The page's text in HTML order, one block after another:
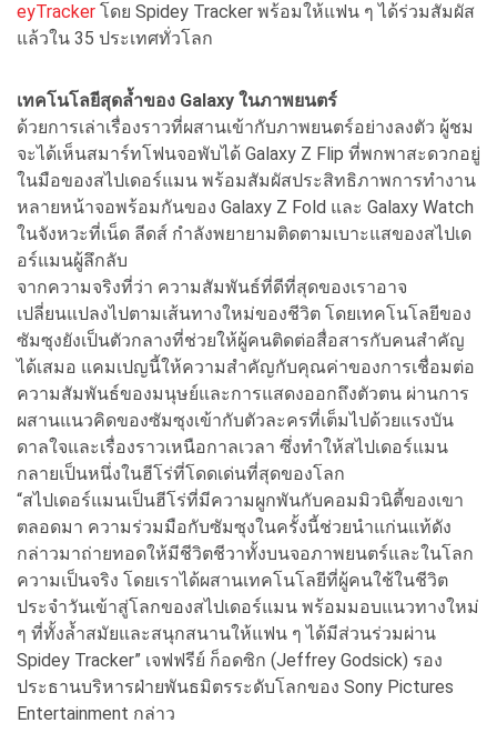
eyTracker โดย Spidey Tracker พร้อมให้แฟน ๆ ได้ร่วมสัมผัส
แล้วใน 35 ประเทศทั่วโลก
เทคโนโลยีสุดล้ำของ Galaxy ในภาพยนตร์
ด้วยการเล่าเรื่องราวที่ผสานเข้ากับภาพยนตร์อย่างลงตัว ผู้ชม
จะได้เห็นสมาร์ทโฟนจอพับได้ Galaxy Z Flip ที่พกพาสะดวกอยู่
ในมือของสไปเดอร์แมน พร้อมสัมผัสประสิทธิภาพการทำงาน
หลายหน้าจอพร้อมกันของ Galaxy Z Fold และ Galaxy Watch
ในจังหวะที่เน็ด ลีดส์ กำลังพยายามติดตามเบาะแสของสไปเด
อร์แมนผู้ลึกลับ
จากความจริงที่ว่า ความสัมพันธ์ที่ดีที่สุดของเราอาจ
เปลี่ยนแปลงไปตามเส้นทางใหม่ของชีวิต โดยเทคโนโลยีของ
ซัมซุงยังเป็นตัวกลางที่ช่วยให้ผู้คนติดต่อสื่อสารกับคนสำคัญ
ได้เสมอ แคมเปญนี้ให้ความสำคัญกับคุณค่าของการเชื่อมต่อ
ความสัมพันธ์ของมนุษย์และการแสดงออกถึงตัวตน ผ่านการ
ผสานแนวคิดของซัมซุงเข้ากับตัวละครที่เต็มไปด้วยแรงบัน
ดาลใจและเรื่องราวเหนือกาลเวลา ซึ่งทำให้สไปเดอร์แมน
กลายเป็นหนึ่งในฮีโร่ที่โดดเด่นที่สุดของโลก
“สไปเดอร์แมนเป็นฮีโร่ที่มีความผูกพันกับคอมมิวนิตี้ของเขา
ตลอดมา ความร่วมมือกับซัมซุงในครั้งนี้ช่วยนำแก่นแท้ดัง
กล่าวมาถ่ายทอดให้มีชีวิตชีวาทั้งบนจอภาพยนตร์และในโลก
ความเป็นจริง โดยเราได้ผสานเทคโนโลยีที่ผู้คนใช้ในชีวิต
ประจำวันเข้าสู่โลกของสไปเดอร์แมน พร้อมมอบแนวทางใหม่
ๆ ที่ทั้งล้ำสมัยและสนุกสนานให้แฟน ๆ ได้มีส่วนร่วมผ่าน
Spidey Tracker” เจฟฟรีย์ ก็อดซิก (Jeffrey Godsick) รอง
ประธานบริหารฝ่ายพันธมิตรระดับโลกของ Sony Pictures
Entertainment กล่าว